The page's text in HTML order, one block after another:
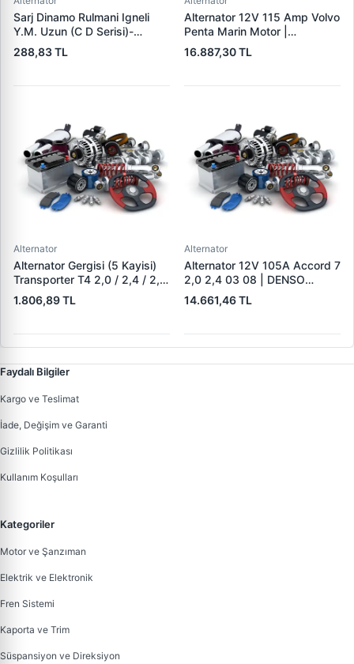
Sarj Dinamo Rulmani Igneli
Y.M. Uzun (C D Serisi)-
(Alternator) - Tumosan
Maxima 9100 Serisi / Traktor
LUCAS 619 204 92
288,83 TL
Alternator 12V 115 Amp Volvo
Penta Marin Motor |
MITSUBISHI A3TR0091 |
OEM 303911 3587216
16.887,30 TL
Alternator
Alternator Gergisi (5 Kayisi)
Transporter T4 2,0 / 2,4 / 2,5
Aab Aac Aaf Acu Acv Aen
Aet Aeu Aja Ajt Apl Auf Avt
OEM 044903315C
1.806,89 TL
Alternator
Alternator 12V 105A Accord 7
2,0 2,4 03 08 | DENSO
DAN1375 | OEM 31100-RAA-
A01
14.661,46 TL
Faydalı Bilgiler
Kargo ve Teslimat
İade, Değişim ve Garanti
Gizlilik Politikası
Kullanım Koşulları
Kategoriler
Motor ve Şanzıman
Elektrik ve Elektronik
Fren Sistemi
Kaporta ve Trim
Süspansiyon ve Direksiyon